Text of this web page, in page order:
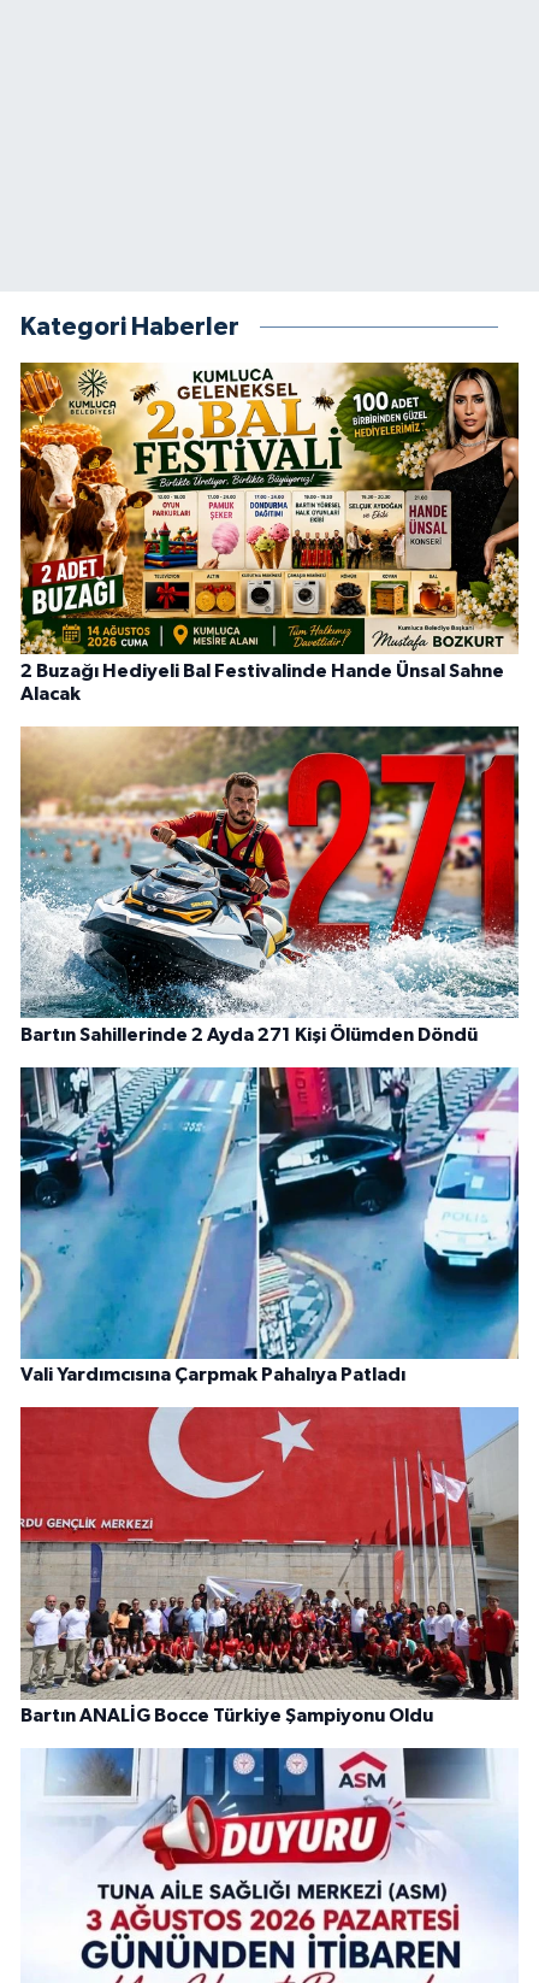
Kategori Haberler
2 Buzağı Hediyeli Bal Festivalinde Hande Ünsal Sahne
Alacak
Bartın Sahillerinde 2 Ayda 271 Kişi Ölümden Döndü
Vali Yardımcısına Çarpmak Pahalıya Patladı
Bartın ANALİG Bocce Türkiye Şampiyonu Oldu